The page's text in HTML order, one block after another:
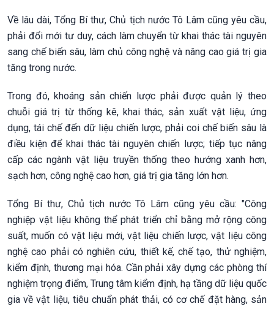
Về lâu dài, Tổng Bí thư, Chủ tịch nước Tô Lâm cũng yêu cầu,
phải đổi mới tư duy, cách làm chuyển từ khai thác tài nguyên
sang chế biến sâu, làm chủ công nghệ và nâng cao giá trị gia
tăng trong nước.
Trong đó, khoáng sản chiến lược phải được quản lý theo
chuỗi giá trị từ thống kê, khai thác, sản xuất vật liệu, ứng
dụng, tái chế đến dữ liệu chiến lược, phải coi chế biến sâu là
điều kiện để khai thác tài nguyên chiến lược; tiếp tục nâng
cấp các ngành vật liệu truyền thống theo hướng xanh hơn,
sạch hơn, công nghệ cao hơn, giá trị gia tăng lớn hơn.
Tổng Bí thư, Chủ tịch nước Tô Lâm cũng yêu cầu: "Công
nghiệp vật liệu không thể phát triển chỉ bằng mở rộng công
suất, muốn có vật liệu mới, vật liệu chiến lược, vật liệu công
nghệ cao phải có nghiên cứu, thiết kế, chế tạo, thử nghiệm,
kiểm định, thương mại hóa. Cần phải xây dựng các phòng thí
nghiệm trọng điểm, Trung tâm kiểm định, hạ tầng dữ liệu quốc
gia về vật liệu, tiêu chuẩn phát thải, có cơ chế đặt hàng, sản